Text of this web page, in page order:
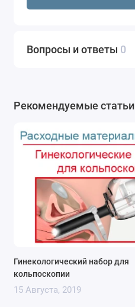
Вопросы и ответы 0
Рекомендуемые статьи
Гинекологический набор для
кольпоскопии
15 Августа, 2019